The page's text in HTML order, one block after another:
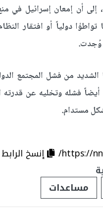
أن إمعان إسرائيل في
دولياً أو افتقار
وُجدت.
الشديد من فشل المجتمع
أيضاً فشله وتخليه عن
مستدام.
https://
إنسخ الرابط
مساعدات